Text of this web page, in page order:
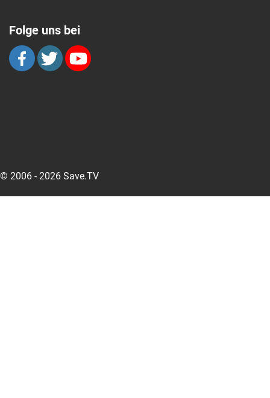
Folge uns bei
© 2006 - 2026 Save.TV